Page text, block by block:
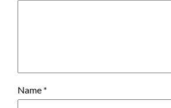
Name *